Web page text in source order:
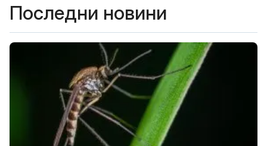
Последни новини